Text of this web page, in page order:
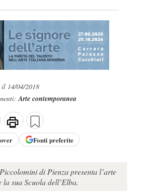
14/04/2018
Arte contemporanea
Fonti preferite
di Pienza presenta l’arte
sua Scuola dell’Elba.